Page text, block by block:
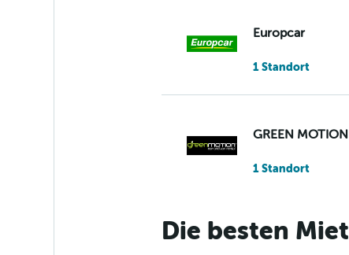
Europcar
1 Standort
GREEN MOTION
1 Standort
Easirent
Die besten